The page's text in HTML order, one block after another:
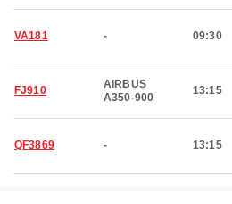
VA181 - 09:30
FJ910
AIRBUS
A350-900
13:15
QF3869 - 13:15